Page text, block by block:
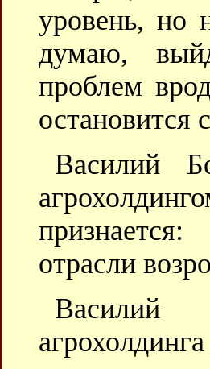
уровень, но
думаю,
проблем
остановится
Василий
отрасли
Василий